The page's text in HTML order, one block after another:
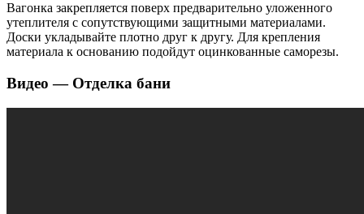
Вагонка закрепляется поверх предварительно уложенного
утеплителя с сопутствующими защитными материалами.
Доски укладывайте плотно друг к другу. Для крепления
материала к основанию подойдут оцинкованные саморезы.
Видео — Отделка бани